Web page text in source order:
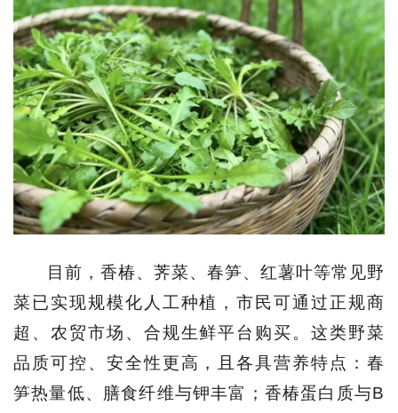
目前，香椿、荠菜、春笋、红薯叶等常见野
菜已实现规模化人工种植，市民可通过正规商
超、农贸市场、合规生鲜平台购买。这类野菜
品质可控、安全性更高，且各具营养特点：春
笋热量低、膳食纤维与钾丰富；香椿蛋白质与B